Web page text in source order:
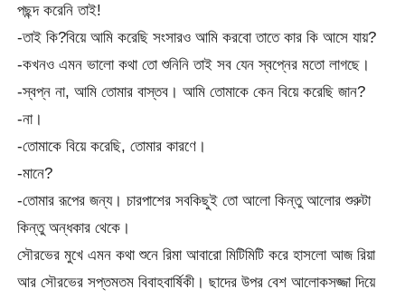
পছন্দ করেনি তাই!
-তাই কি?বিয়ে আমি করেছি সংসার‌ও আমি করবো তাতে কার কি আসে যায়?
-কখন‌ও এমন ভালো কথা তো শুনিনি তাই সব যেন স্বপ্নের মতো লাগছে।
-স্বপ্ন না, আমি তোমার বাস্তব। আমি তোমাকে কেন বিয়ে করেছি জান?
-না।
-তোমাকে বিয়ে করেছি, তোমার কারণে।
-মানে?
-তোমার রূপের জন্য। চারপাশের সবকিছুই তো আলো কিন্তু আলোর শুরুটা
কিন্তু অন্ধকার থেকে।
সৌরভের মুখে এমন কথা শুনে রিমা আবারো মিটিমিটি করে হাসলো আজ রিয়া
আর সৌরভের সপ্তমতম বিবাহবার্ষিকী। ছাদের উপর বেশ আলোকসজ্জা দিয়ে